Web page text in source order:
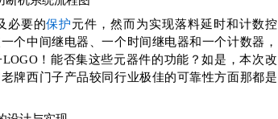
必要的保护元件，然而为实现落料延时和计数控
个中间继电器、一个时间继电器和一个计数器，
LOGO！能否集这些元器件的功能？如是，本次改
牌西门子产品较同行业极佳的可靠性方面那都是